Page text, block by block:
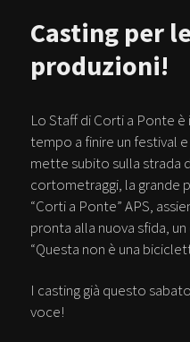
Casting per
produzioni!
Lo Staff di Corti a Ponte è
tempo a finire un festival
mette subito sulla strada
cortometraggi, la grande
“Corti a Ponte” APS,
pronta alla nuova sfida,
“Questa non è una
I casting già questo
voce!